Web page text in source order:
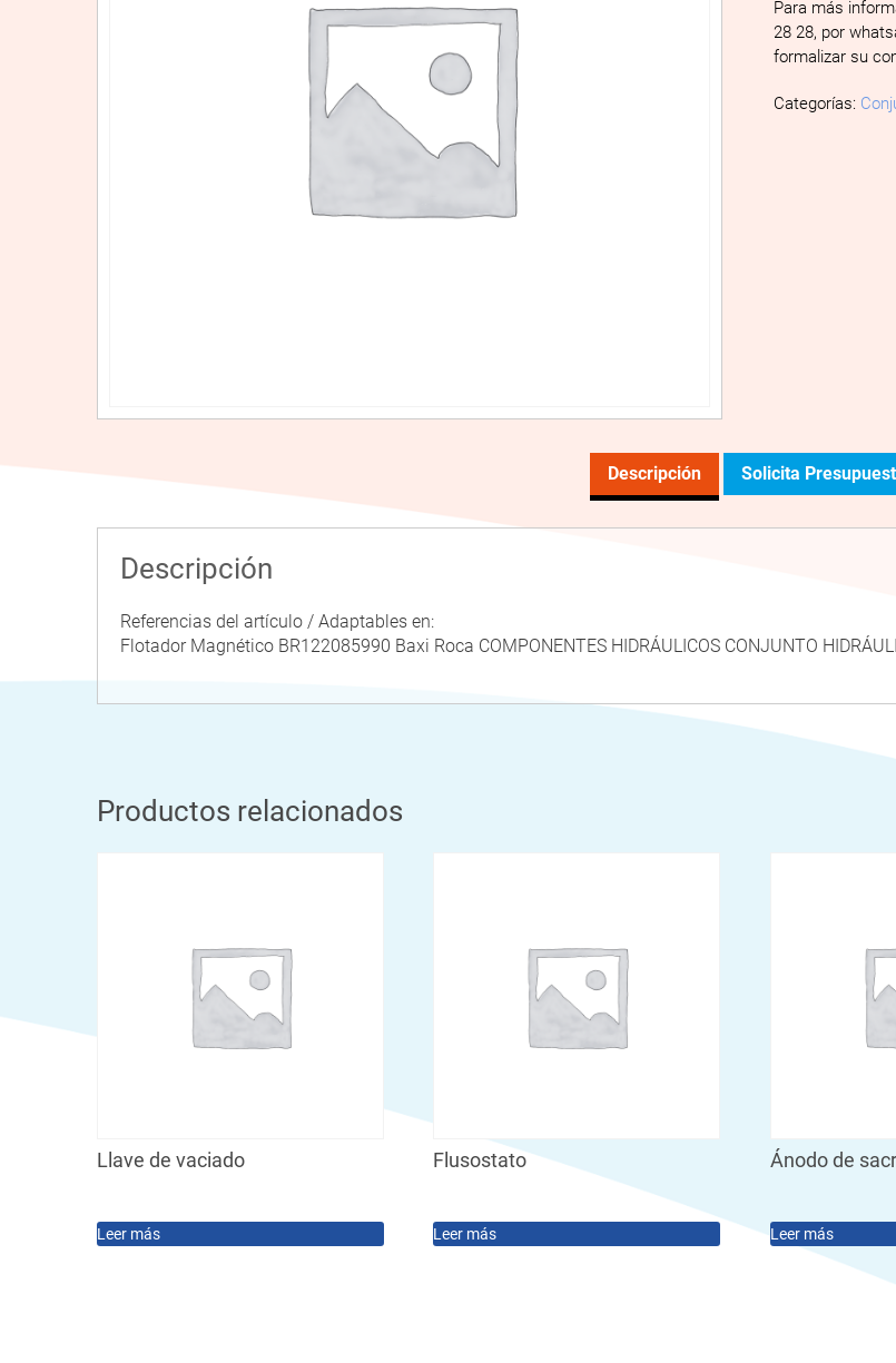
Para más
28 28, por
formalizar su
Categorías:
Descripción Solicita
Descripción
Referencias del artículo / Adaptables en:
Flotador Magnético BR122085990 Baxi Roca COMPONENTES HIDRÁULICOS CONJUNTO
Productos relacionados
Llave de vaciado
Leer más
Flusostato
Leer más
Ánodo de
Leer más